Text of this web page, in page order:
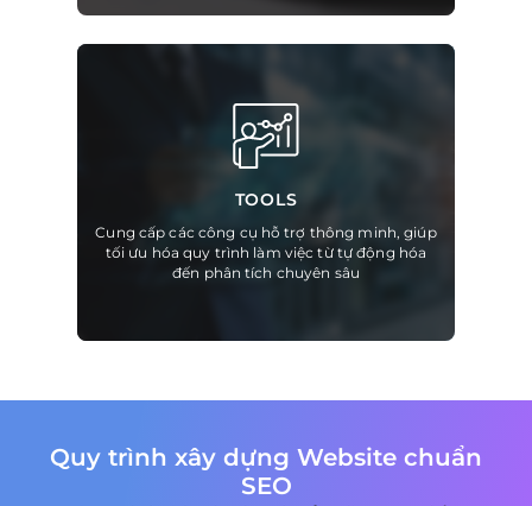
TOOLS
Cung cấp các công cụ hỗ trợ thông minh, giúp
tối ưu hóa quy trình làm việc từ tự động hóa
đến phân tích chuyên sâu
Quy trình xây dựng Website chuẩn
SEO